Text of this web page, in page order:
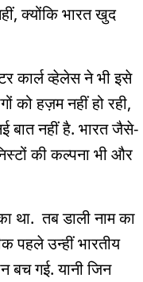
क्योंकि भारत खुद
कार्ल व्हेलेस ने भी इसे
को हज़म नहीं हो रही,
बात नहीं है. भारत जैसे-
की कल्पना भी और
था. तब डाली नाम का
पहले उन्हीं भारतीय
बच गई. यानी जिन